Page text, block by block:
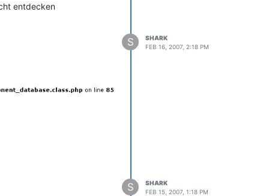
entdecken
S
SHARK
FEB 16, 2007, 2:18 PM
S
SHARK
FEB 15, 2007, 1:18 PM